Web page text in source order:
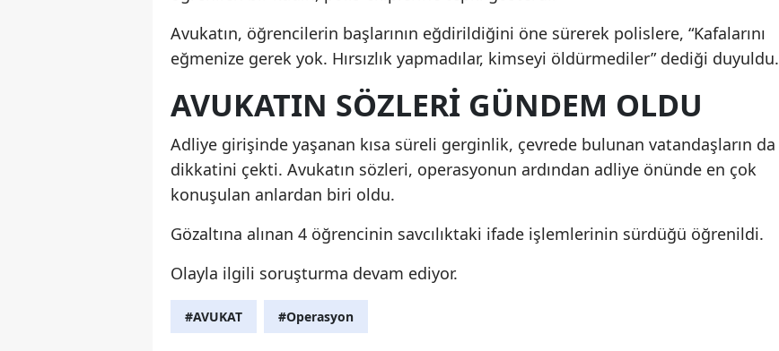
Avukatın, öğrencilerin başlarının eğdirildiğini öne sürerek polislere, “Kafalarını
eğmenize gerek yok. Hırsızlık yapmadılar, kimseyi öldürmediler” dediği duyuldu.
AVUKATIN SÖZLERİ GÜNDEM OLDU
Adliye girişinde yaşanan kısa süreli gerginlik, çevrede bulunan vatandaşların da
dikkatini çekti. Avukatın sözleri, operasyonun ardından adliye önünde en çok
konuşulan anlardan biri oldu.
Gözaltına alınan 4 öğrencinin savcılıktaki ifade işlemlerinin sürdüğü öğrenildi.
Olayla ilgili soruşturma devam ediyor.
#AVUKAT #Operasyon